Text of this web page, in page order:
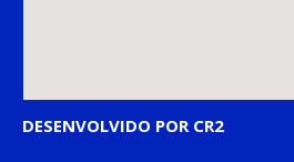
DESENVOLVIDO POR CR2